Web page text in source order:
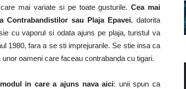
mai variate si pe toate gusturile.Cea mai
Contrabandistilor sau Plaja Epavei, datorita
cu vaporul si odata ajuns pe plaja, turistul va
1980, fara a se sti imprejurarile. Se stie insa ca
oameni care faceau contrabanda cu tigari.
in care a ajuns nava aici: unii spun ca